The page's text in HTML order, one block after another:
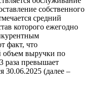
собственного
средний
которого ежегодно
факт, что
объем выручки по
раза превышает
30.06.2025 (далее –